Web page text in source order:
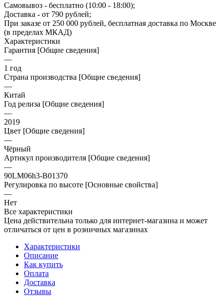
Самовывоз - бесплатно (10:00 - 18:00);
Доставка - от 790 рублей;
При заказе от 250 000 рублей, бесплатная доставка по Москве
(в пределах МКАД)
Характеристики
Гарантия [Общие сведения]
—
1 год
Страна производства [Общие сведения]
—
Китай
Год релиза [Общие сведения]
—
2019
Цвет [Общие сведения]
—
Чёрный
Артикул производителя [Общие сведения]
—
90LM06h3-B01370
Регулировка по высоте [Основные свойства]
—
Нет
Все характеристики
Цена действительна только для интернет-магазина и может
отличаться от цен в розничных магазинах
Характеристики
Описание
Как купить
Оплата
Доставка
Отзывы